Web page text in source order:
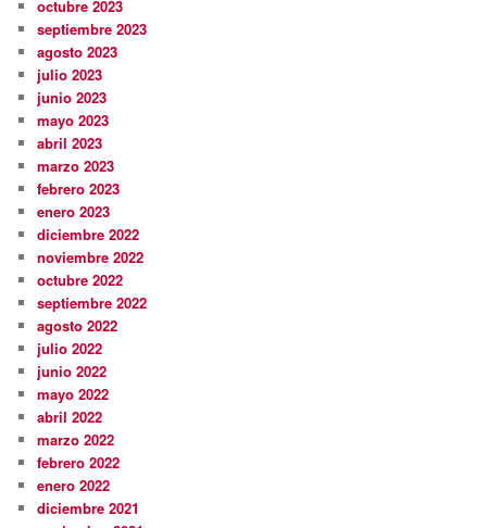
octubre 2023
septiembre 2023
agosto 2023
julio 2023
junio 2023
mayo 2023
abril 2023
marzo 2023
febrero 2023
enero 2023
diciembre 2022
noviembre 2022
octubre 2022
septiembre 2022
agosto 2022
julio 2022
junio 2022
mayo 2022
abril 2022
marzo 2022
febrero 2022
enero 2022
diciembre 2021